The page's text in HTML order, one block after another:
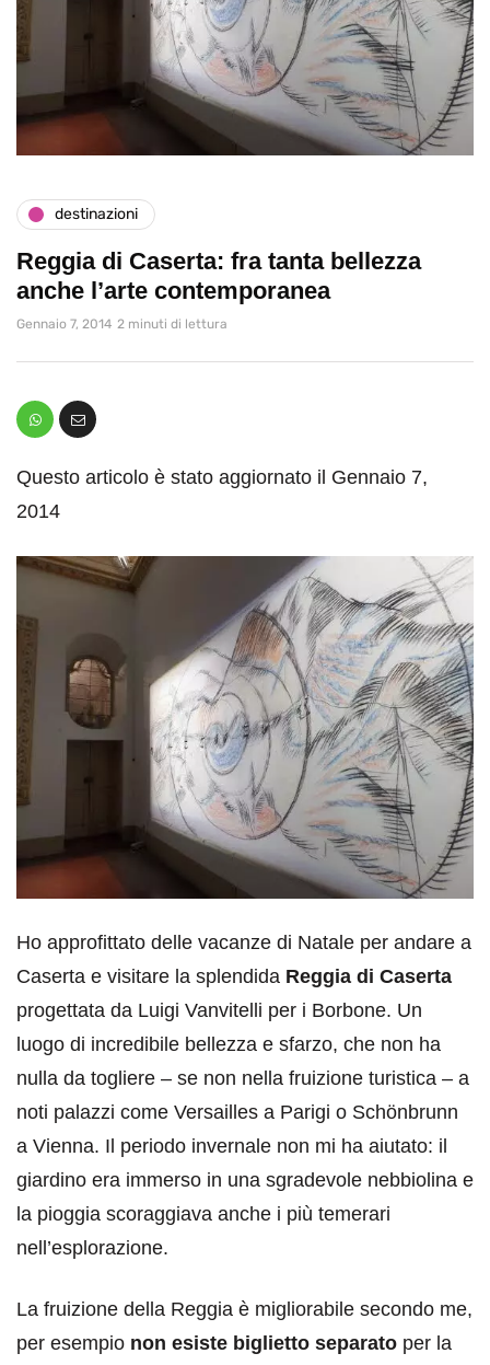
destinazioni
Reggia di Caserta: fra tanta bellezza
anche l’arte contemporanea
Gennaio 7, 2014 2 minuti di lettura
Questo articolo è stato aggiornato il Gennaio 7,
2014
Ho approfittato delle vacanze di Natale per andare a
Caserta e visitare la splendida Reggia di Caserta
progettata da Luigi Vanvitelli per i Borbone. Un
luogo di incredibile bellezza e sfarzo, che non ha
nulla da togliere – se non nella fruizione turistica – a
noti palazzi come Versailles a Parigi o Schönbrunn
a Vienna. Il periodo invernale non mi ha aiutato: il
giardino era immerso in una sgradevole nebbiolina e
la pioggia scoraggiava anche i più temerari
nell’esplorazione.
La fruizione della Reggia è migliorabile secondo me,
per esempio non esiste biglietto separato per la